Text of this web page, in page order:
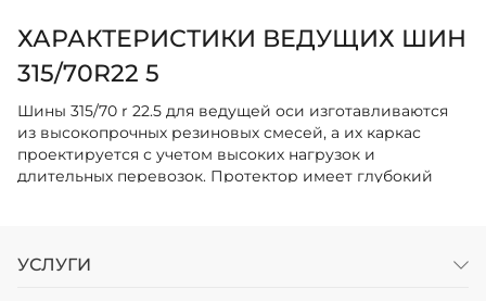
ХАРАКТЕРИСТИКИ ВЕДУЩИХ ШИН
315/70R22 5
Шины 315/70 r 22.5 для ведущей оси изготавливаются
из высокопрочных резиновых смесей, а их каркас
проектируется с учетом высоких нагрузок и
длительных перевозок. Протектор имеет глубокий
УСЛУГИ